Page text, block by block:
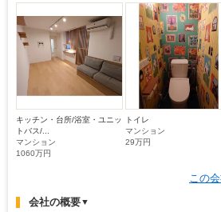
キッチン・台所/浴室・ユニッ
トバス/...
マンション
1060万円
トイレ
マンション
29万円
この
会社の概要▼